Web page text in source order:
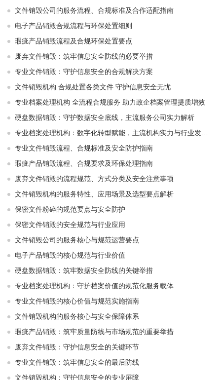
文件销毁公司的服务流程、合规标准及合作适配指南
电子产品销毁合规流程与环保处置细则
瑕疵产品销毁流程及合规环保处置要点
废弃文件销毁：筑牢信息安全防线的必要举措
专业文件销毁：守护信息安全的合规解决方案
文件销毁机构 合规处置各类文件 守护信息安全无忧
专业档案处理机构 全流程合规服务 助力政企档案管理提质增效
硬盘数据销毁：守护数据安全底线，主流服务公司实力解析
专业档案处理机构：数字化转型赋能，主流机构实力与行业发展解析
专业文件销毁流程、合规标准及安全防护指南
瑕疵产品销毁流程、合规要求及环保处理指南
废弃文件销毁的流程规范、方式分类及安全注意事项
文件销毁机构的服务特性、应用场景及选型要点解析
保密文件粉碎的规范要点与安全防护
保密文件销毁的安全规范与行业应用
文件销毁公司的服务核心与规范运营要点
电子产品销毁的核心规范与行业价值
硬盘数据销毁：筑牢数据安全防线的关键举措
专业档案处理机构：守护档案价值的规范化服务载体
专业文件销毁的核心价值与规范实施指南
文件销毁机构的服务核心与安全保障体系
瑕疵产品销毁：筑牢质量防线与市场规范的重要举措
废弃文件销毁：守护信息安全的关键环节
专业文件销毁：筑牢信息安全的最后防线
文件销毁机构：守护信息安全的专业屏障